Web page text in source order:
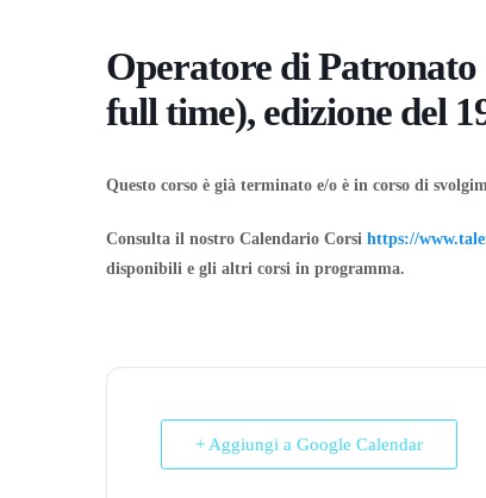
Operatore di
full time), edizione del
Questo corso è già terminato e/o è in corso di
Consulta il nostro Calendario Corsi https://
disponibili e gli altri corsi in programma.
+ Aggiungi a Google Calendar